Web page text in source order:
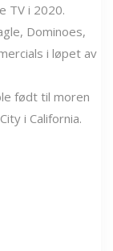
TV i 2020.
Dominoes,
i løpet av
født til moren
i California.